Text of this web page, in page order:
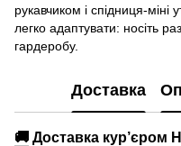
рукавчиком і спідниця-
легко адаптувати: носіть
гардеробу.
Доставка
🚚 Доставка кур’єром